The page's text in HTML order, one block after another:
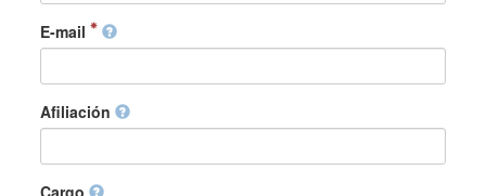
E-mail
Afiliación
Cargo